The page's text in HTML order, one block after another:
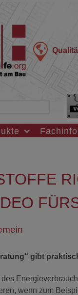
gibt
wenn zum